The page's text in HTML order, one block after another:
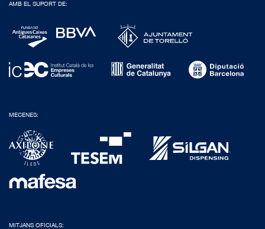
AMB EL SUPORT DE:
MECENES:
MITJANS OFICIALS: